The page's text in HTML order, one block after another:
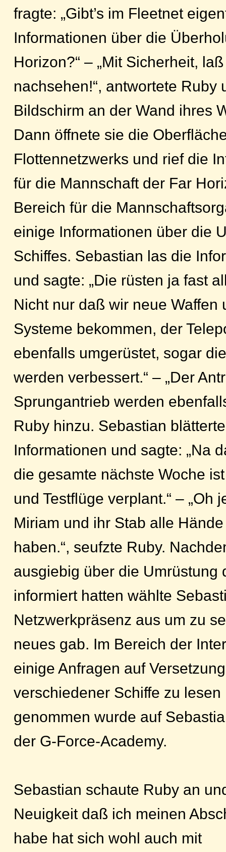
fragte: „Gibt’s im Fleetnet
Informationen über die
Horizon?“ – „Mit Sicherheit,
nachsehen!“, antwortete Ruby
Bildschirm an der Wand ihres
Dann öffnete sie die
Flottennetzwerks und rief die
für die Mannschaft der Far
Bereich für die
einige Informationen über die
Schiffes. Sebastian las die
und sagte: „Die rüsten ja fast
Nicht nur daß wir neue Waffen
Systeme bekommen, der
ebenfalls umgerüstet, sogar
werden verbessert.“ – „Der
Sprungantrieb werden
Ruby hinzu. Sebastian
Informationen und sagte: „Na
die gesamte nächste Woche
und Testflüge verplant.“ – „Oh
Miriam und ihr Stab alle
haben.“, seufzte Ruby.
ausgiebig über die Umrüstung
informiert hatten wählte
Netzwerkpräsenz aus um zu
neues gab. Im Bereich der
einige Anfragen auf
verschiedener Schiffe zu
genommen wurde auf
der G-Force-Academy.
Sebastian schaute Ruby an
Neuigkeit daß ich meinen
habe hat sich wohl auch mit